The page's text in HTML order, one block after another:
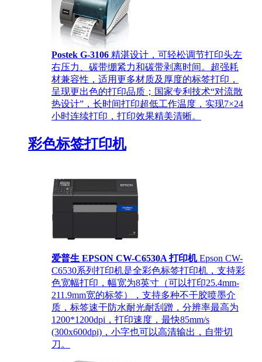
Postek G-3106 精湛设计，可轻松调节打印头左
右压力、碳带绷紧力和碳带剥离时间。超强耗
材兼容性，适用更多材质及厚度的标签打印，
呈现更出色的打印品质；国家专利技术“对流散
热设计”，长时间打印超低工作温度，实现7×24
小时连续打印，打印效果精美清晰。
彩色标签打印机
爱普生 EPSON CW-C6530A 打印机 Epson CW-
C6530系列打印机是全彩色标签打印机，支持彩
色宽幅打印，幅宽为8英寸（可以打印25.4mm-
211.9mm宽的标签），支持多种不干胶喷墨介
质，标签速干防水耐光耐刮蹭，分辨率最高为
1200*1200dpi，打印速度，最快85mm/s
(300x600dpi)，小字也可以高清输出，自带切
刀。